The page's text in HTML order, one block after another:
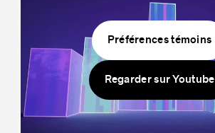
Histoires de réussite
Préférences témoins
Regarder sur Youtube